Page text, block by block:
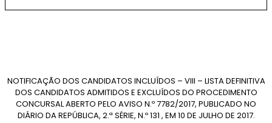
NOTIFICAÇÃO DOS CANDIDATOS INCLUÍDOS – VIII – LISTA DEFINITIVA
DOS CANDIDATOS ADMITIDOS E EXCLUÍDOS DO PROCEDIMENTO
CONCURSAL ABERTO PELO AVISO N.º 7782/2017, PUBLICADO NO
DIÁRIO DA REPÚBLICA, 2.ª SÉRIE, N.º 131 , EM 10 DE JULHO DE 2017.